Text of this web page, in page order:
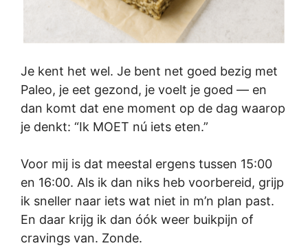
Je kent het wel. Je bent net goed bezig met
Paleo, je eet gezond, je voelt je goed — en
dan komt dat ene moment op de dag waarop
je denkt: “Ik MOET nú iets eten.”
Voor mij is dat meestal ergens tussen 15:00
en 16:00. Als ik dan niks heb voorbereid, grijp
ik sneller naar iets wat niet in m’n plan past.
En daar krijg ik dan óók weer buikpijn of
cravings van. Zonde.